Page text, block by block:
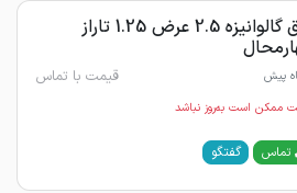
ورق گالوانیزه 2.5 عرض 1.25 تاراز
قیمت با تماس
ممکن است به‌روز نباشد
تماس گفتگو